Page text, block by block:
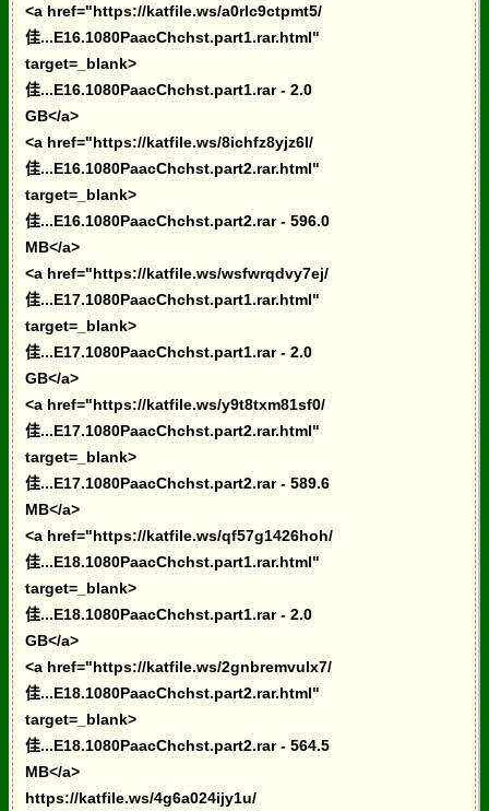
<a href="https://katfile.ws/a0rlc9ctpmt5/
佳...E16.1080PaacChchst.part1.rar.html"
target=_blank>
佳...E16.1080PaacChchst.part1.rar - 2.0
GB</a>
<a href="https://katfile.ws/8ichfz8yjz6l/
佳...E16.1080PaacChchst.part2.rar.html"
target=_blank>
佳...E16.1080PaacChchst.part2.rar - 596.0
MB</a>
<a href="https://katfile.ws/wsfwrqdvy7ej/
佳...E17.1080PaacChchst.part1.rar.html"
target=_blank>
佳...E17.1080PaacChchst.part1.rar - 2.0
GB</a>
<a href="https://katfile.ws/y9t8txm81sf0/
佳...E17.1080PaacChchst.part2.rar.html"
target=_blank>
佳...E17.1080PaacChchst.part2.rar - 589.6
MB</a>
<a href="https://katfile.ws/qf57g1426hoh/
佳...E18.1080PaacChchst.part1.rar.html"
target=_blank>
佳...E18.1080PaacChchst.part1.rar - 2.0
GB</a>
<a href="https://katfile.ws/2gnbremvulx7/
佳...E18.1080PaacChchst.part2.rar.html"
target=_blank>
佳...E18.1080PaacChchst.part2.rar - 564.5
MB</a>
https://katfile.ws/4g6a024ijy1u/